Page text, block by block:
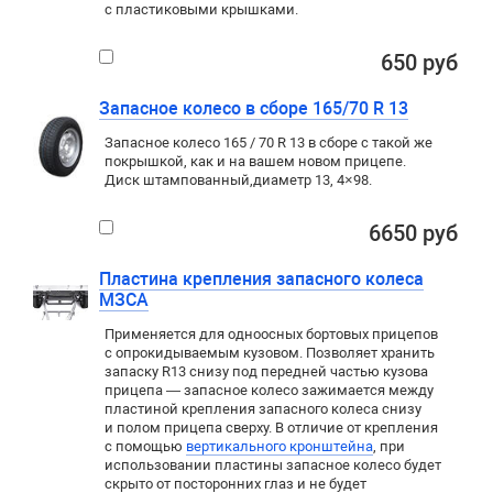
с пластиковыми крышками.
650 руб
Запасное колесо в сборе 165/70 R 13
Запасное колесо 165 / 70 R 13 в сборе с такой же
покрышкой,как и на вашем новом прицепе.
Диск штампованный,диаметр 13, 4×98.
6650 руб
Пластина крепления запасного колеса
МЗСА
Применяется для одноосных бортовых прицепов
с опрокидываемым кузовом. Позволяет хранить
запаску R13 снизу под передней частью кузова
прицепа — запасное колесо зажимается между
пластиной крепления запасного колеса снизу
и полом прицепа сверху. В отличие от крепления
с помощью вертикального кронштейна, при
использовании пластины запасное колесо будет
скрыто от посторонних глаз и не будет